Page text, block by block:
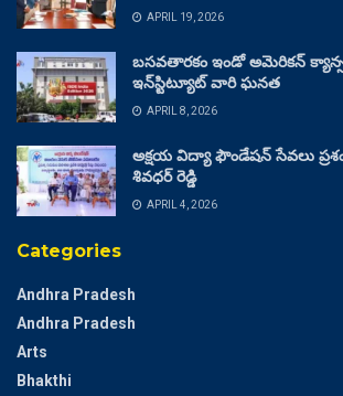
APRIL 19, 2026
బసవతారకం ఇండో అమెరికన్
ఇన్‌స్టిట్యూట్ వారి ఘనత
APRIL 8, 2026
అక్షయ విద్యా ఫౌండేషన్ సేవలు
శివధర్ రెడ్డి
APRIL 4, 2026
Categories
Andhra Pradesh
Andhra Pradesh
Arts
Bhakthi